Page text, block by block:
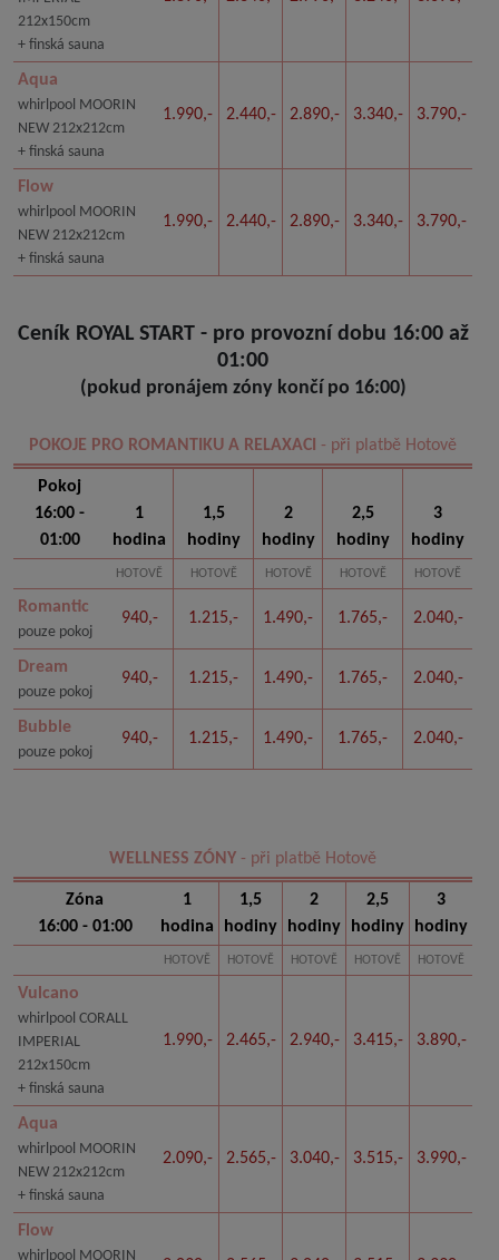
212x150cm
+ finská sauna
Aqua
whirlpool MOORIN
NEW 212x212cm
+ finská sauna
1.990,- 2.440,- 2.890,- 3.340,- 3.790,-
Flow
whirlpool MOORIN
NEW 212x212cm
+ finská sauna
1.990,- 2.440,- 2.890,- 3.340,- 3.790,-
Ceník ROYAL START - pro provozní dobu 16:00 až
01:00
(pokud pronájem zóny končí po 16:00)
POKOJE PRO ROMANTIKU A RELAXACI - při platbě Hotově
Pokoj
16:00 -
01:00
1
hodina
1,5
hodiny
2
hodiny
2,5
hodiny
3
hodiny
HOTOVĚ HOTOVĚ HOTOVĚ HOTOVĚ HOTOVĚ
Romantic
pouze pokoj
940,- 1.215,- 1.490,- 1.765,- 2.040,-
Dream
pouze pokoj
940,- 1.215,- 1.490,- 1.765,- 2.040,-
Bubble
pouze pokoj
940,- 1.215,- 1.490,- 1.765,- 2.040,-
WELLNESS ZÓNY - při platbě Hotově
Zóna
16:00 - 01:00
1
hodina
1,5
hodiny
2
hodiny
2,5
hodiny
3
hodiny
HOTOVĚ HOTOVĚ HOTOVĚ HOTOVĚ HOTOVĚ
Vulcano
whirlpool CORALL
IMPERIAL
212x150cm
+ finská sauna
1.990,- 2.465,- 2.940,- 3.415,- 3.890,-
Aqua
whirlpool MOORIN
NEW 212x212cm
+ finská sauna
2.090,- 2.565,- 3.040,- 3.515,- 3.990,-
Flow
whirlpool MOORIN